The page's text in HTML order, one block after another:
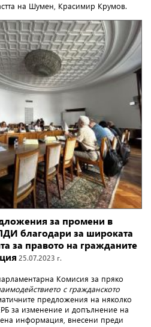
на Шумен, Красимир Крумов.
за промени в
благодари за широката
за правото на гражданите
25.07.2023 г.
Комисия за пряко
с гражданското
предложения на няколко
за изменение и допълнение на
информация, внесени преди